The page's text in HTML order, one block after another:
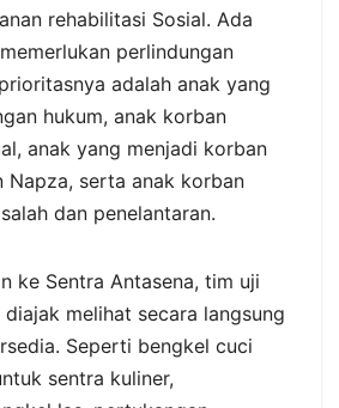
rehabilitasi Sosial. Ada
perlindungan
adalah anak yang
hukum, anak korban
anak yang menjadi korban
Napza, serta anak korban
dan penelantaran.
ke Sentra Antasena, tim uji
diajak melihat secara langsung
Seperti bengkel cuci
sentra kuliner,